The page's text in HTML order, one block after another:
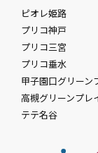
ピオレ姫路
プリコ神戸
プリコ三宮
プリコ垂水
甲子園口グリーン
高槻グリーンプレ
テテ名谷